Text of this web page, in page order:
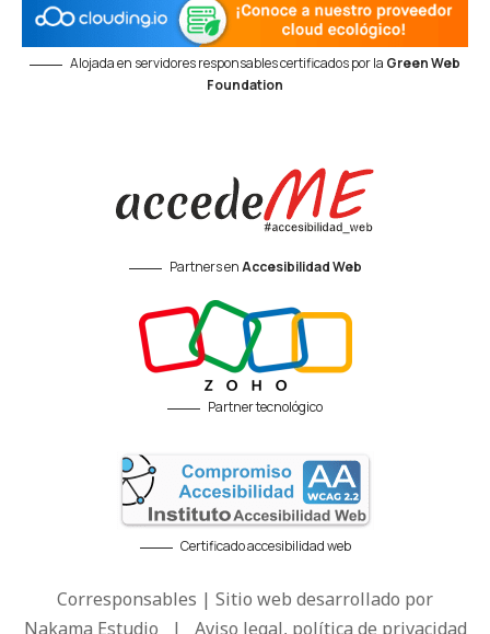
Alojada en servidores responsables certificados por la Green Web
Foundation
Partners enAccesibilidad Web
Partner tecnológico
Certificado accesibilidad web
Corresponsables | Sitio web desarrollado por
Nakama Estudio | Aviso legal, política de privacidad